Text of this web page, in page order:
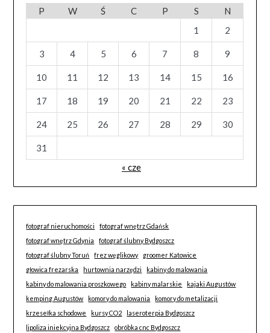
P W Ś C P S
N
1
2
3 4 5 6 7 8 9
10 11 12 13 14 15 16
17 18 19 20 21 22 23
24 25 26 27 28 29 30
31
« cze
fotograf nieruchomości
fotograf wnętrz Gdańsk
fotograf wnętrz Gdynia
fotograf ślubny Bydgoszcz
fotograf ślubny Toruń
frez węglikowy
groomer Katowice
głowica frezarska
hurtownia narzędzi
kabiny do malowania
kabiny do malowania proszkowego
kabiny malarskie
kajaki Augustów
kemping Augustów
komory do malowania
komory do metalizacji
krzesełka schodowe
kursy CO2
laseroterpia Bydgoszcz
lipoliza iniekcyjna Bydgoszcz
obróbka cnc Bydgoszcz